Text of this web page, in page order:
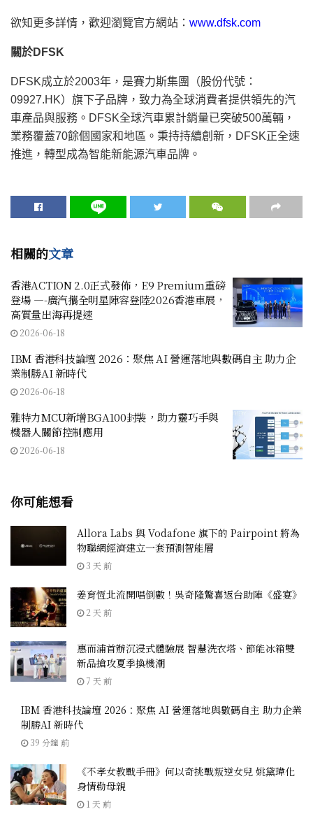
欲知更多詳情，歡迎瀏覽官方網站： www.dfsk.com
關於DFSK
DFSK成立於2003年，是賽力斯集團（股份代號：
09927.HK）旗下子品牌，致力為全球消費者提供領先的汽
車產品與服務。DFSK全球汽車累計銷量已突破500萬輛，
業務覆蓋70餘個國家和地區。秉持持續創新，DFSK正全速
推進，轉型成為智能新能源汽車品牌。
相關的文章
香港ACTION 2.0正式發佈，E9 Premium重磅
登場 —-廣汽攜全明星陣容登陸2026香港車展，
高質量出海再提速
2026-06-18
IBM 香港科技論壇 2026：聚焦 AI 營運落地與數碼自主 助力企
業制勝AI 新時代
2026-06-18
雅特力MCU新增BGA100封裝，助力靈巧手與
機器人關節控制應用
2026-06-18
你可能想看
Allora Labs 與 Vodafone 旗下的 Pairpoint 將為
物聯網經濟建立一套預測智能層
3 天 前
姜育恆北流開唱倒數！吳奇隆驚喜返台助陣《盛宴》
2 天 前
惠而浦首辦沉浸式體驗展 智慧洗衣塔、節能冰箱雙
新品搶攻夏季換機潮
7 天 前
IBM 香港科技論壇 2026：聚焦 AI 營運落地與數碼自主 助力企業
制勝AI 新時代
39 分鐘 前
《不孝女教戰手冊》何以奇挑戰叛逆女兒 姚黛瑋化
身情勒母親
1 天 前